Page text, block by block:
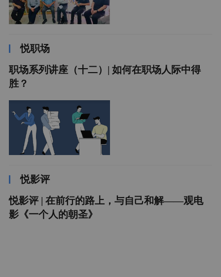
悦职场
职场系列讲座（十二）| 如何在职场人际中得
胜？
悦影评
悦影评 | 在前行的路上，与自己和解——观电
影《一个人的朝圣》